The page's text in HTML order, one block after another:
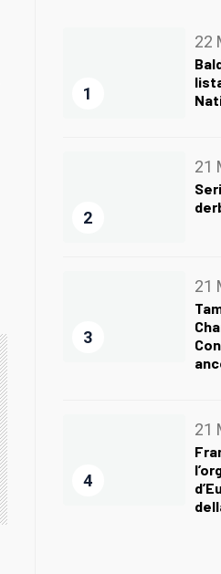
1
22
2
21
3
21
4
21